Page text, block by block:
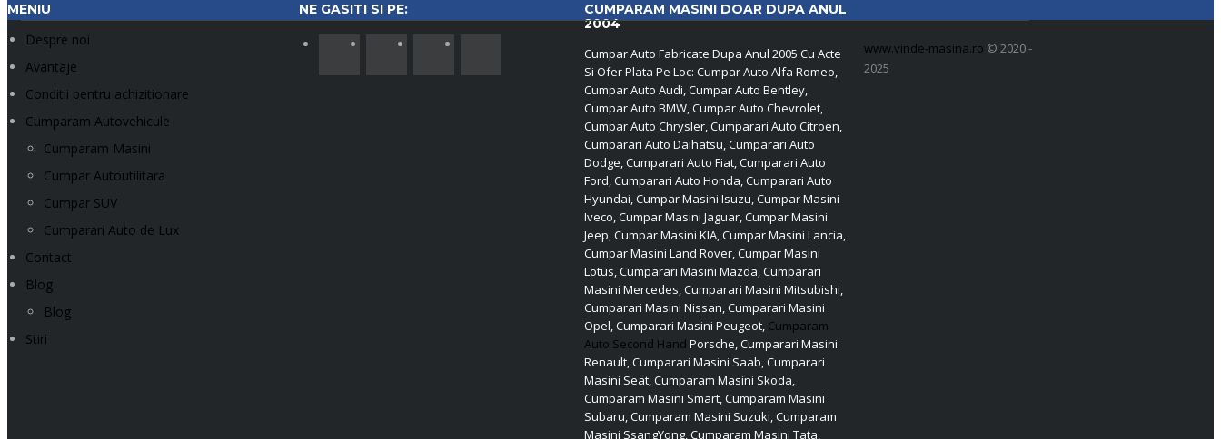
MENIU
Despre noi
Avantaje
Conditii pentru achizitionare
Cumparam Autovehicule
Cumparam Masini
Cumpar Autoutilitara
Cumpar SUV
Cumparari Auto de Lux
Contact
Blog
Blog
Stiri
NE GASITI SI PE:
CUMPARAM MASINI DOAR DUPA ANUL
2004
Cumpar Auto Fabricate Dupa Anul 2005 Cu Acte
Si Ofer Plata Pe Loc: Cumpar Auto Alfa Romeo,
Cumpar Auto Audi, Cumpar Auto Bentley,
Cumpar Auto BMW, Cumpar Auto Chevrolet,
Cumpar Auto Chrysler, Cumparari Auto Citroen,
Cumparari Auto Daihatsu, Cumparari Auto
Dodge, Cumparari Auto Fiat, Cumparari Auto
Ford, Cumparari Auto Honda, Cumparari Auto
Hyundai, Cumpar Masini Isuzu, Cumpar Masini
Iveco, Cumpar Masini Jaguar, Cumpar Masini
Jeep, Cumpar Masini KIA, Cumpar Masini Lancia,
Cumpar Masini Land Rover, Cumpar Masini
Lotus, Cumparari Masini Mazda, Cumparari
Masini Mercedes, Cumparari Masini Mitsubishi,
Cumparari Masini Nissan, Cumparari Masini
Opel, Cumparari Masini Peugeot, Cumparam
Auto Second Hand Porsche, Cumparari Masini
Renault, Cumparari Masini Saab, Cumparari
Masini Seat, Cumparam Masini Skoda,
Cumparam Masini Smart, Cumparam Masini
Subaru, Cumparam Masini Suzuki, Cumparam
Masini SsangYong, Cumparam Masini Tata,
www.vinde-masina.ro © 2020 -
2025